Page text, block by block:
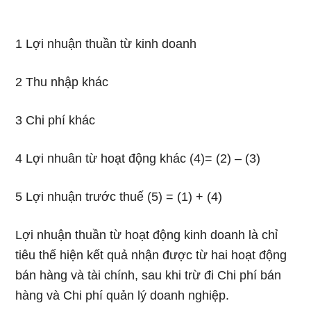
1 Lợi nhuận thuần từ kinh doanh
2 Thu nhập khác
3 Chi phí khác
4 Lợi nhuân từ hoạt động khác (4)= (2) – (3)
5 Lợi nhuận trước thuế (5) = (1) + (4)
Lợi nhuận thuần từ hoạt động kinh doanh là chỉ
tiêu thế hiện kết quả nhận được từ hai hoạt động
bán hàng và tài chính, sau khi trừ đi Chi phí bán
hàng và Chi phí quản lý doanh nghiệp.